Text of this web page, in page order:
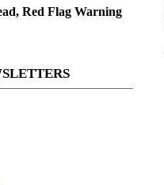
Red Flag Warning